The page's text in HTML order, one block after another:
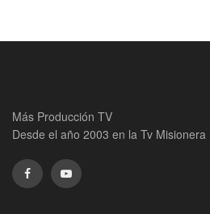
Más Producción TV
Desde el año 2003 en la Tv Misionera